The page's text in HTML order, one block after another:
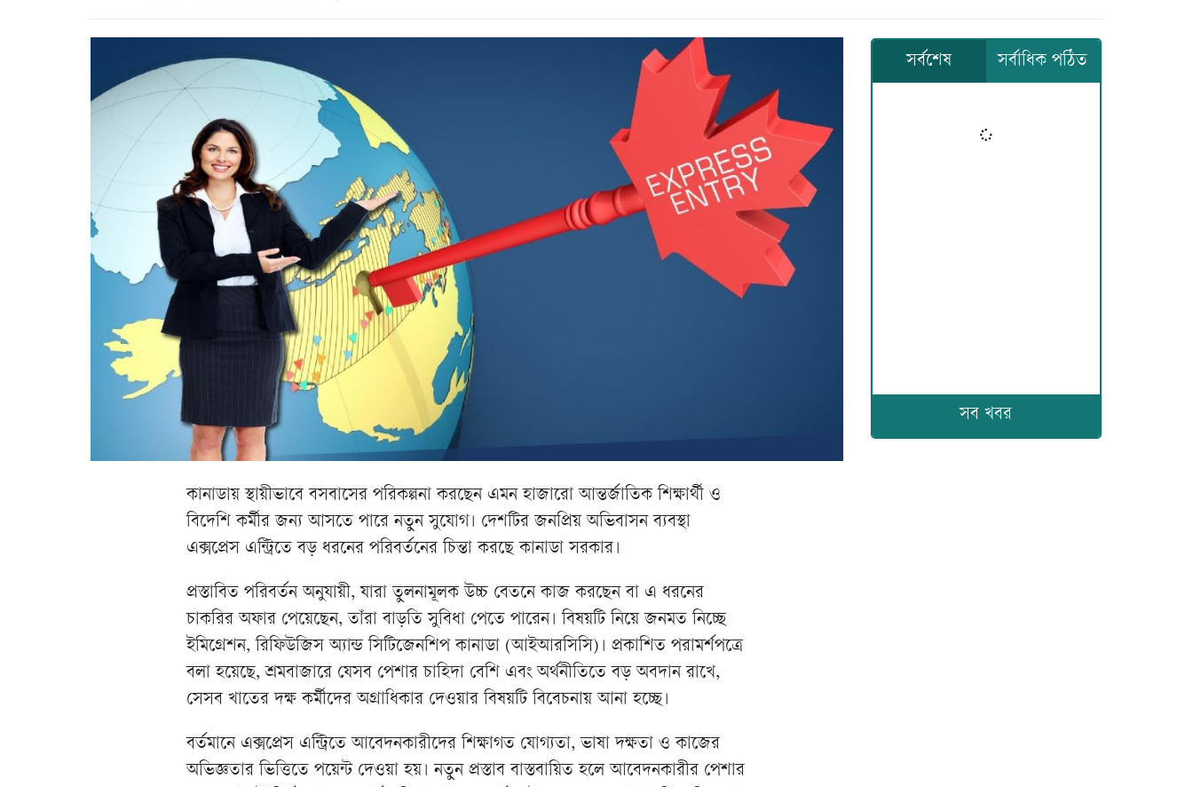
কানাডায় স্থায়ীভাবে বসবাসের পরিকল্পনা করছেন এমন হাজারো আন্তর্জাতিক শিক্ষার্থী ও
বিদেশি কর্মীর জন্য আসতে পারে নতুন সুযোগ। দেশটির জনপ্রিয় অভিবাসন ব্যবস্থা
এক্সপ্রেস এন্ট্রিতে বড় ধরনের পরিবর্তনের চিন্তা করছে কানাডা সরকার।
প্রস্তাবিত পরিবর্তন অনুযায়ী, যারা তুলনামূলক উচ্চ বেতনে কাজ করছেন বা এ ধরনের
চাকরির অফার পেয়েছেন, তাঁরা বাড়তি সুবিধা পেতে পারেন। বিষয়টি নিয়ে জনমত নিচ্ছে
ইমিগ্রেশন, রিফিউজিস অ্যান্ড সিটিজেনশিপ কানাডা (আইআরসিসি)। প্রকাশিত পরামর্শপত্রে
বলা হয়েছে, শ্রমবাজারে যেসব পেশার চাহিদা বেশি এবং অর্থনীতিতে বড় অবদান রাখে,
সেসব খাতের দক্ষ কর্মীদের অগ্রাধিকার দেওয়ার বিষয়টি বিবেচনায় আনা হচ্ছে।
বর্তমানে এক্সপ্রেস এন্ট্রিতে আবেদনকারীদের শিক্ষাগত যোগ্যতা, ভাষা দক্ষতা ও কাজের
অভিজ্ঞতার ভিত্তিতে পয়েন্ট দেওয়া হয়। নতুন প্রস্তাব বাস্তবায়িত হলে আবেদনকারীর পেশার
সর্বশেষ সর্বাধিক পঠিত
সব খবর